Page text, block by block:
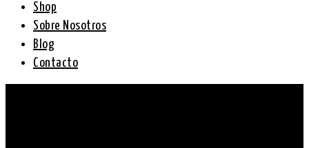
Shop
Sobre Nosotros
Blog
Contacto